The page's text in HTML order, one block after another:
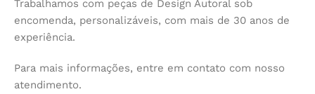
Trabalhamos com peças de Design Autoral sob
encomenda, personalizáveis, com mais de 30 anos de
experiência.
Para mais informações, entre em contato com nosso
atendimento.